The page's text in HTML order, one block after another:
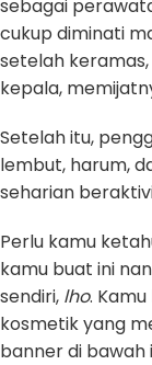
sebagai
cukup diminati
setelah
kepala,
Setelah itu,
lembut, harum,
seharian
Perlu kamu
kamu buat ini
sendiri, lho.
kosmetik yang
banner di bawah